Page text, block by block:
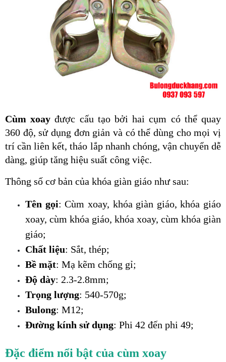
Cùm xoay được cấu tạo bởi hai cụm có thể quay
360 độ, sử dụng đơn giản và có thể dùng cho mọi vị
trí cần liên kết, tháo lắp nhanh chóng, vận chuyển dễ
dàng, giúp tăng hiệu suất công việc.
Thông số cơ bản của khóa giàn giáo như sau:
Tên gọi: Cùm xoay, khóa giàn giáo, khóa giáo
xoay, cùm khóa giáo, khóa xoay, cùm khóa giàn
giáo;
Chất liệu: Sắt, thép;
Bề mặt: Mạ kẽm chống gỉ;
Độ dày: 2.3-2.8mm;
Trọng lượng: 540-570g;
Bulong: M12;
Đường kính sử dụng: Phi 42 đến phi 49;
Đặc điểm nổi bật của cùm xoay